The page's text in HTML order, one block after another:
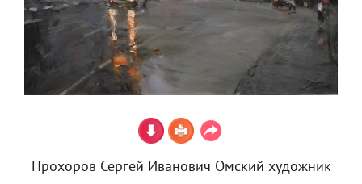
Прохоров Сергей Иванович Омский художник